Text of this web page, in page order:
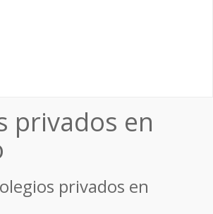
privados en
privados en